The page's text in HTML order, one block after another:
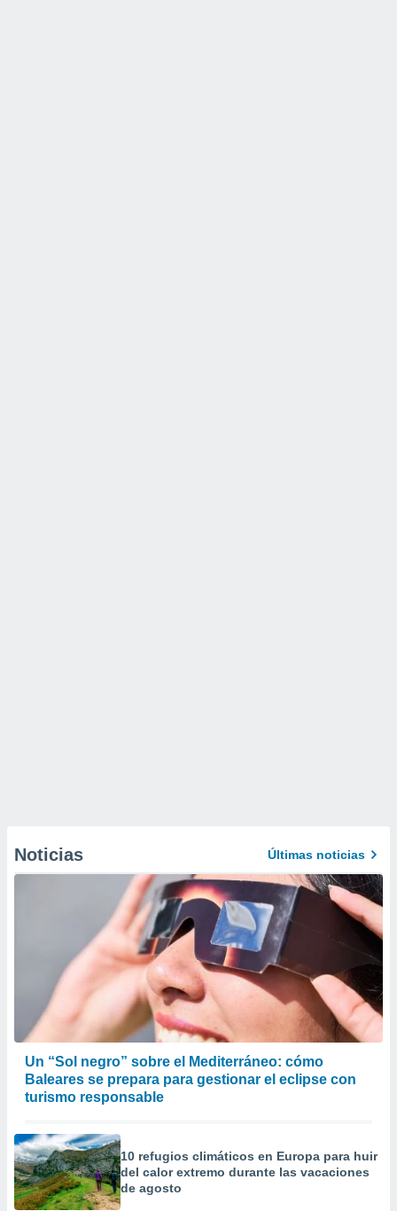
Noticias Últimas noticias
Un “Sol negro” sobre el Mediterráneo: cómo
Baleares se prepara para gestionar el eclipse con
turismo responsable
10 refugios climáticos en Europa para huir
del calor extremo durante las vacaciones
de agosto